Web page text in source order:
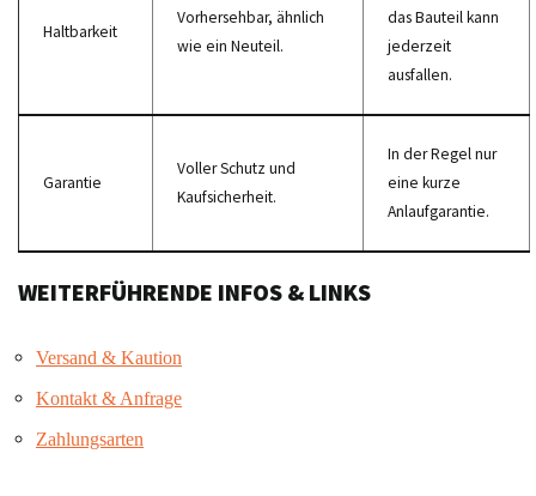
Haltbarkeit
Vorhersehbar, ähnlich
wie ein Neuteil.
das Bauteil kann
jederzeit
ausfallen.
Garantie
Voller Schutz und
Kaufsicherheit.
In der Regel nur
eine kurze
Anlaufgarantie.
WEITERFÜHRENDE INFOS & LINKS
Versand & Kaution
Kontakt & Anfrage
Zahlungsarten